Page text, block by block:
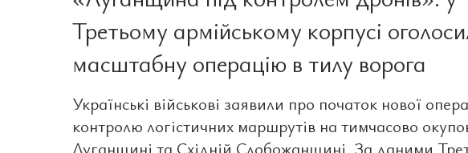
Третьому армійському корпусі
масштабну операцію в тилу ворога
Українські військові заявили про початок нової
контролю логістичних маршрутів на тимчасово
Луганщині та Східній Слобожанщині. За даними